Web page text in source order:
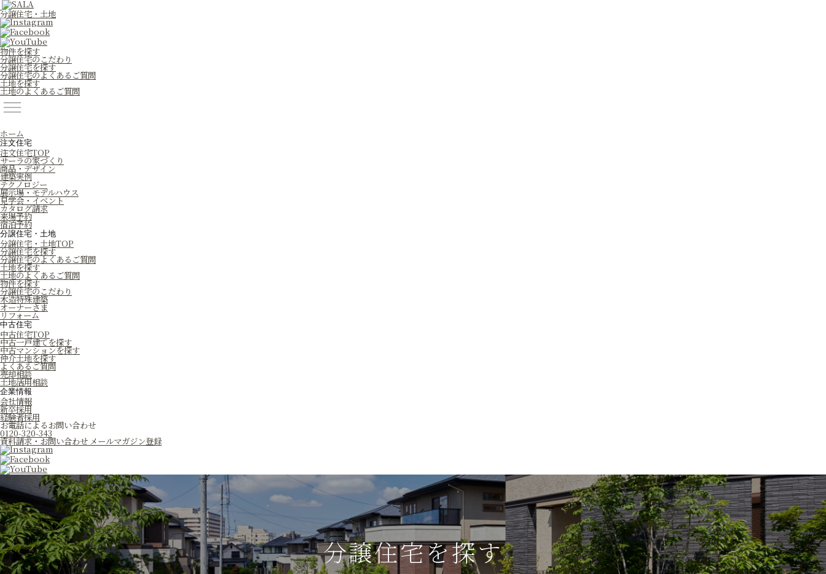
分譲住宅・土地
物件を探す
分譲住宅のこだわり
分譲住宅を探す
分譲住宅のよくあるご質問
土地を探す
土地のよくあるご質問
ホーム
注文住宅
注文住宅TOP
サーラの家づくり
商品・デザイン
建築実例
テクノロジー
展示場・モデルハウス
見学会・イベント
カタログ請求
来場予約
宿泊予約
分譲住宅・土地
分譲住宅・土地TOP
分譲住宅を探す
分譲住宅のよくあるご質問
土地を探す
土地のよくあるご質問
物件を探す
分譲住宅のこだわり
木造特殊建築
オーナーさま
リフォーム
中古住宅
中古住宅TOP
中古一戸建てを探す
中古マンションを探す
仲介土地を探す
よくあるご質問
売却相談
土地活用相談
企業情報
会社情報
新卒採用
経験者採用
お電話によるお問い合わせ
0120-320-343
資料請求・お問い合わせ メールマガジン登録
分譲住宅を探す